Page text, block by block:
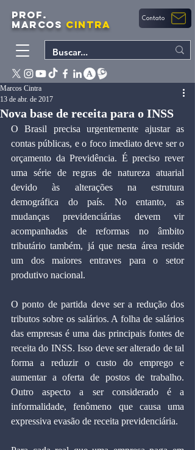
PROF.
MARCOS CINTRA Contato
Nova base de receita para o INSS
Marcos Cintra
13 de abr. de 2017
O Brasil precisa urgentemente ajustar as
contas públicas, e o foco imediato deve ser o
orçamento da Previdência. É preciso rever
uma série de regras de natureza atuarial
devido às alterações na estrutura
demográfica do país. No entanto, as
mudanças previdenciárias devem vir
acompanhadas de reformas no âmbito
tributário também, já que nesta área reside
um dos maiores entraves para o setor
produtivo nacional.
O ponto de partida deve ser a redução dos
tributos sobre os salários. A folha de salários
das empresas é uma das principais fontes de
receita do INSS. Isso deve ser alterado de tal
forma a reduzir o custo do emprego e
aumentar a oferta de postos de trabalho.
Outro aspecto a ser considerado é a
informalidade, fenômeno que causa uma
expressiva evasão de receita previdenciária.